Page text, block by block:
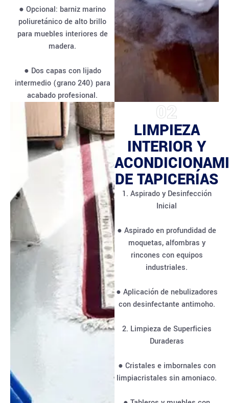
● Opcional: barniz marino
poliuretánico de alto brillo
para muebles interiores de
madera.
● Dos capas con lijado
intermedio (grano 240) para
acabado profesional.
02
LIMPIEZA
INTERIOR Y
DE TAPICERÍAS
1. Aspirado y Desinfección
Inicial
● Aspirado en profundidad de
moquetas, alfombras y
rincones con equipos
industriales.
● Aplicación de nebulizadores
con desinfectante antimoho.
2. Limpieza de Superficies
Duraderas
● Cristales e imbornales con
limpiacristales sin amoniaco.